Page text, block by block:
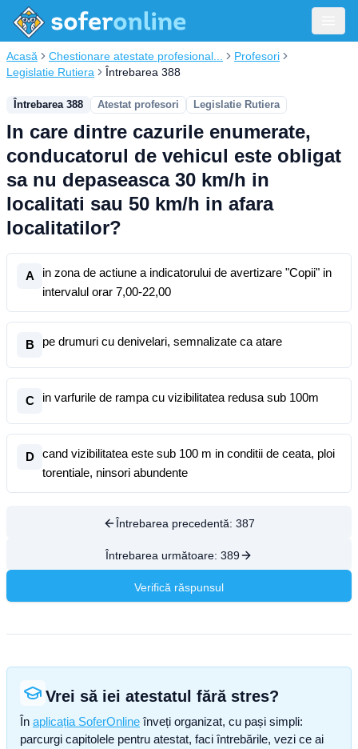
Acasă Chestionare atestate profesional...
Profesori
Legislatie Rutiera
Întrebarea 388
Întrebarea 388 Atestat profesori Legislatie Rutiera
In care dintre cazurile enumerate,
conducatorul de vehicul este obligat
sa nu depaseasca 30 km/h in
localitati sau 50 km/h in afara
localitatilor?
A
in zona de actiune a indicatorului de avertizare "Copii" in
intervalul orar 7,00-22,00
B pe drumuri cu denivelari, semnalizate ca atare
C in varfurile de rampa cu vizibilitatea redusa sub 100m
D
cand vizibilitatea este sub 100 m in conditii de ceata, ploi
torentiale, ninsori abundente
Întrebarea precedentă: 387
Întrebarea următoare: 389
Verifică răspunsul
Vrei să iei atestatul fără stres?
În aplicația SoferOnline înveți organizat, cu pași simpli:
parcurgi capitolele pentru atestat, faci întrebările, vezi ce ai